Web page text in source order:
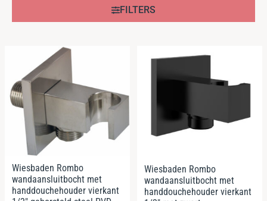
FILTERS
Wiesbaden Rombo
wandaansluitbocht met
handdouchehouder vierkant
Wiesbaden Rombo
wandaansluitbocht met
handdouchehouder vierkant